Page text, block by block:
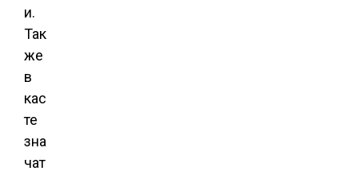
и.
Так
же
в
кас
те
зна
чат